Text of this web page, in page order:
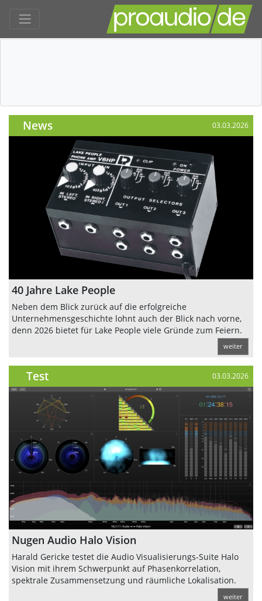
News 03.03.2026
40 Jahre Lake People
Neben dem Blick zurück auf die erfolgreiche
Unternehmensgeschichte lohnt auch der Blick nach vorne,
denn 2026 bietet für Lake People viele Gründe zum Feiern.
weiter
Test 03.03.2026
Nugen Audio Halo Vision
Harald Gericke testet die Audio Visualisierungs-Suite Halo
Vision mit ihrem Schwerpunkt auf Phasenkorrelation,
spektrale Zusammensetzung und räumliche Lokalisation.
weiter